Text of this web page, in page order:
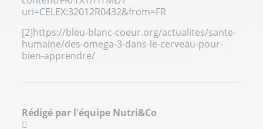
uri=CELEX:32012R0432&from=FR
[2]https://bleu-blanc-coeur.org/actualites/sante-
humaine/des-omega-3-dans-le-cerveau-pour-
bien-apprendre/
Rédigé par l'équipe Nutri&Co